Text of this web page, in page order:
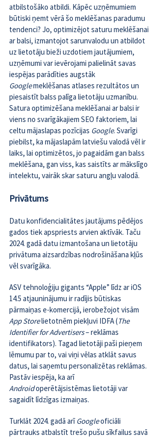
atbilstošāko atbildi. Kāpēc uzņēmumiem
būtiski ņemt vērā šo meklēšanas paradumu
tendenci? Jo, optimizējot saturu meklēšanai
ar balsi, izmantojot sarunvalodu un atbildot
uz lietotāju bieži uzdotiem jautājumiem,
uzņēmumi var ievērojami palielināt savas
iespējas parādīties augstāk
Google meklēšanas atlases rezultātos un
piesaistīt balss palīga lietotāju uzmanību.
Satura optimizēšana meklēšanai ar balsi ir
viens no svarīgākajiem SEO faktoriem, lai
celtu mājaslapas pozīcijas Google. Svarīgi
piebilst, ka mājaslapām latviešu valodā vēl ir
laiks, lai optimizētos, jo pagaidām gan balss
meklēšana, gan viss, kas saistīts ar mākslīgo
intelektu, vairāk skar saturu angļu valodā.
Privātums
Datu konfidencialitātes jautājums pēdējos
gados tiek apspriests arvien aktīvāk. Taču
2024. gadā datu izmantošana un lietotāju
privātuma aizsardzības nodrošināšana kļūs
vēl svarīgāka.
ASV tehnoloģiju gigants “Apple” līdz ar iOS
14.5 atjauninājumu ir radījis būtiskas
pārmaiņas e-komercijā, ierobežojot visām
App Store lietotnēm piekļuvi IDFA (The
Identifier for Advertisers – reklāmas
identifikators). Tagad lietotāji paši pieņem
lēmumu par to, vai viņi vēlas atklāt savus
datus, lai saņemtu personalizētas reklāmas.
Pastāv iespēja, ka arī
Android operētājsistēmas lietotāji var
sagaidīt līdzīgas izmaiņas.
Turklāt 2024. gadā arī Google oficiāli
pārtrauks atbalstīt trešo pušu sīkfailus savā